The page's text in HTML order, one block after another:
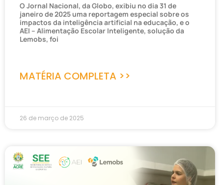
O Jornal Nacional, da Globo, exibiu no dia 31 de
janeiro de 2025 uma reportagem especial sobre os
impactos da inteligência artificial na educação, e o
AEI – Alimentação Escolar Inteligente, solução da
Lemobs, foi
MATÉRIA COMPLETA >>
26 de março de 2025